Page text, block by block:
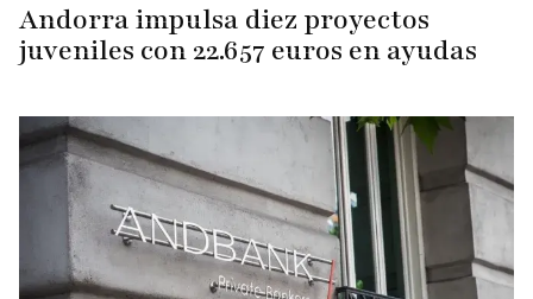
Andorra impulsa diez proyectos
juveniles con 22.657 euros en ayudas